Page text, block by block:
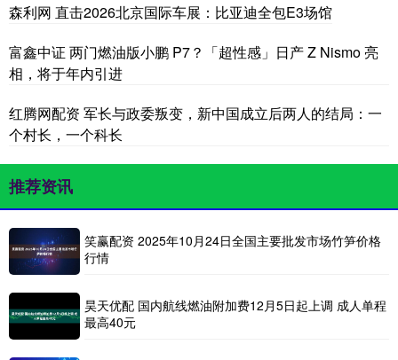
森利网 直击2026北京国际车展：比亚迪全包E3场馆
富鑫中证 两门燃油版小鹏 P7？「超性感」日产 Z Nismo 亮
相，将于年内引进
红腾网配资 军长与政委叛变，新中国成立后两人的结局：一
个村长，一个科长
推荐资讯
笑赢配资 2025年10月24日全国主要批发市场竹笋价格
行情
昊天优配 国内航线燃油附加费12月5日起上调 成人单程
最高40元